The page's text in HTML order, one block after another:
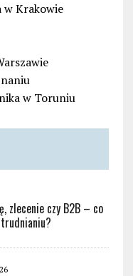
w Krakowie
w Toruniu
zlecenie czy B2B – co